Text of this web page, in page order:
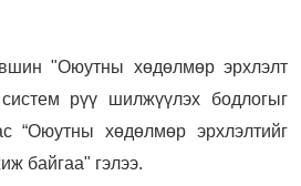
"Оюутны хөдөлмөр эрхлэлт
рүү шилжүүлэх бодлогыг
“Оюутны хөдөлмөр эрхлэлтийг
байгаа" гэлээ.